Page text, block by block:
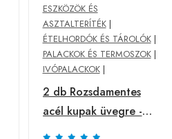
ESZKÖZÖK ÉS
ASZTALTERÍTÉK|
ÉTELHORDÓK ÉS TÁROLÓK|
PALACKOK ÉS TERMOSZOK|
IVÓPALACKOK|
2 db Rozsdamentes
acél kupak üvegre -
Metaltex